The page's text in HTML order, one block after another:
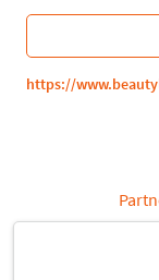
https://